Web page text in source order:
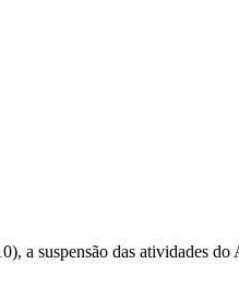
a suspensão das atividades